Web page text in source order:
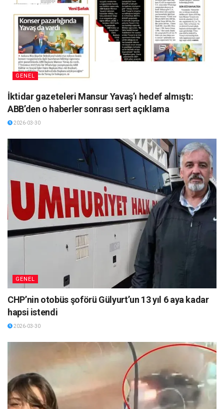
GENEL
İktidar gazeteleri Mansur Yavaş’ı hedef almıştı:
ABB’den o haberler sonrası sert açıklama
2026-03-30
GENEL
CHP’nin otobüs şoförü Gülyurt’un 13 yıl 6 aya kadar
hapsi istendi
2026-03-30